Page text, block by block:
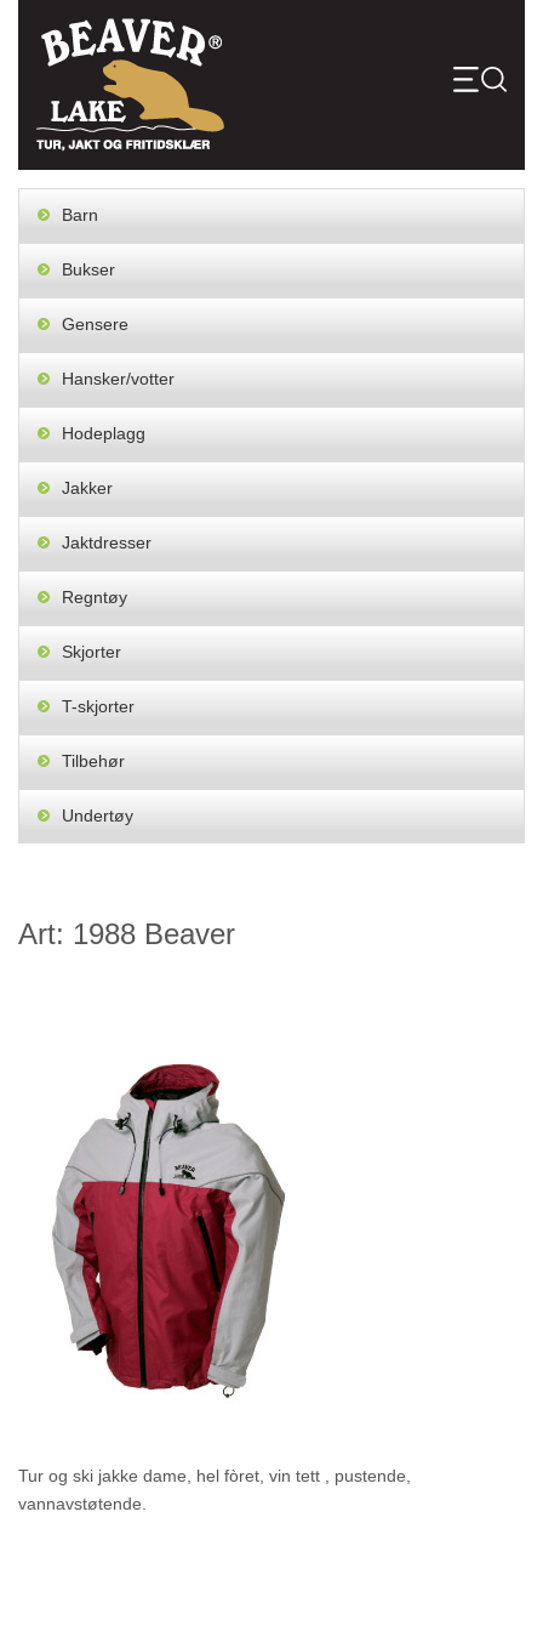
content
Barn
Bukser
Gensere
Hansker/votter
Hodeplagg
Jakker
Jaktdresser
Regntøy
Skjorter
T-skjorter
Tilbehør
Undertøy
Art: 1988 Beaver
Tur og ski jakke dame, hel fòret, vin tett , pustende,
vannavstøtende.